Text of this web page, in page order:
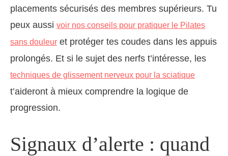
placements sécurisés des membres supérieurs. Tu
peux aussi voir nos conseils pour pratiquer le Pilates
sans douleur et protéger tes coudes dans les appuis
prolongés. Et si le sujet des nerfs t’intéresse, les
techniques de glissement nerveux pour la sciatique
t’aideront à mieux comprendre la logique de
progression.
Signaux d’alerte : quand